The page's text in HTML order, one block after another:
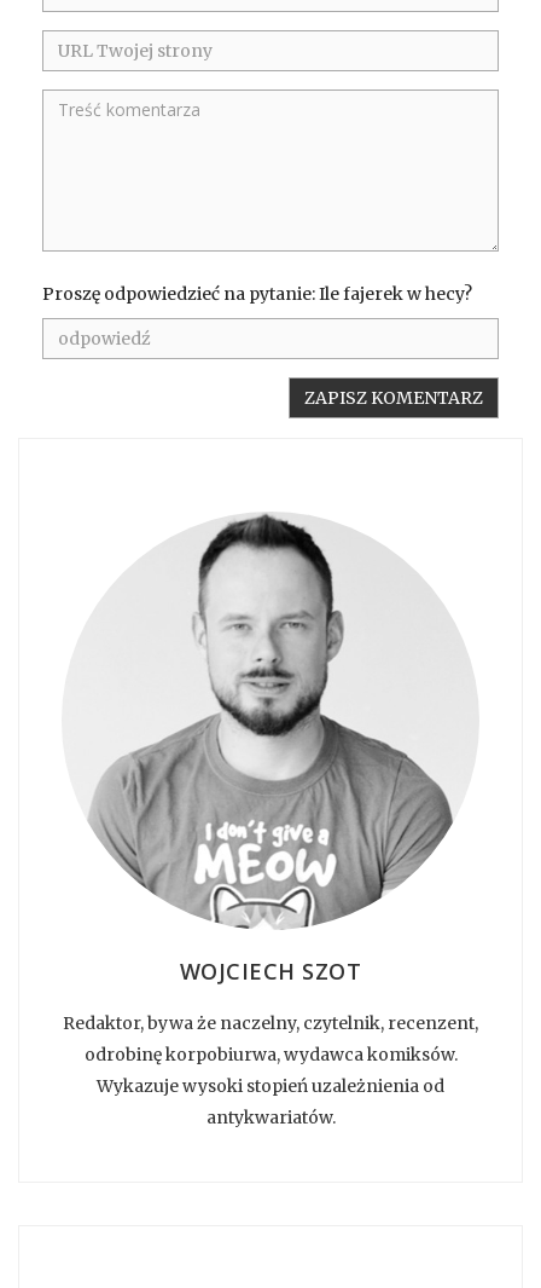
Proszę odpowiedzieć na pytanie: Ile fajerek w hecy?
WOJCIECH SZOT
Redaktor, bywa że naczelny, czytelnik, recenzent,
odrobinę korpobiurwa, wydawca komiksów.
Wykazuje wysoki stopień uzależnienia od
antykwariatów.